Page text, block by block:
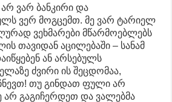
ვარ ბანკირი და
ვერ მოგცემთ. მე ვარ ტარიელ
ვეხმარები მწარმოებლებს
თავიდან აცილებაში – სანამ
ან არსებულს
ძვირი ის შეცდომაა,
თუ გინდათ ფული არ
არ გაგიჩერდეთ და ვალებმა